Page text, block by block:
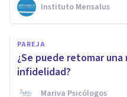
Instituto Mensalus
PAREJA
¿Se puede retomar
infidelidad?
Mariva Psicólogos
"Te quiero,
gustas": sobre